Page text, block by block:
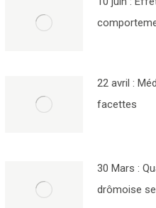
22 avril :
facettes
30 Mars :
drômoise